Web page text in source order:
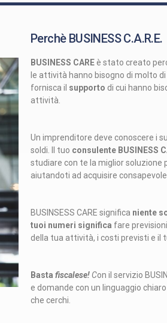
Perchè BUSINESS C.A.R.E.
BUSINESS CAREè stato creato
le attività hanno bisogno di molto di
fornisca il supporto di cui hanno
attività.
Un imprenditore deve conoscere i
soldi. Il tuo consulente BUSINESS
studiare con te la miglior soluzione
aiutandoti ad acquisire
BUSINSESS CARE significa niente
tuoi numeri significa fare
della tua attività, i costi previsti e il
Basta fiscalese! Con il servizio
e domande con un linguaggio
che cerchi.